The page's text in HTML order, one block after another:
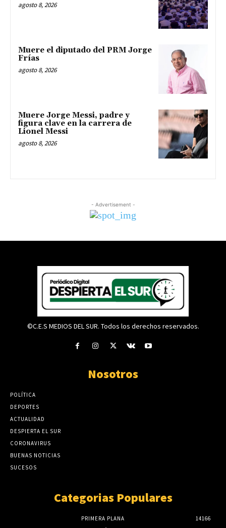
agosto 8, 2026
Muere el diputado del PRM Jorge
Frías
agosto 8, 2026
Muere Jorge Messi, padre y
figura clave en la carrera de
Lionel Messi
agosto 8, 2026
- Advertisement -
©C.E.S MEDIOS DEL SUR. Todos los derechos reservados.
Nosotros
POLÍTICA
DEPORTES
ACTUALIDAD
DESPIERTA EL SUR
CORONAVIRUS
BUENAS NOTICIAS
SUCESOS
Categorias Populares
PRIMERA PLANA
14166